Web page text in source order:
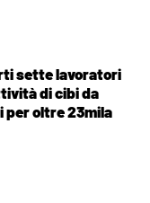
sette lavoratori
di cibi da
per oltre 23mila